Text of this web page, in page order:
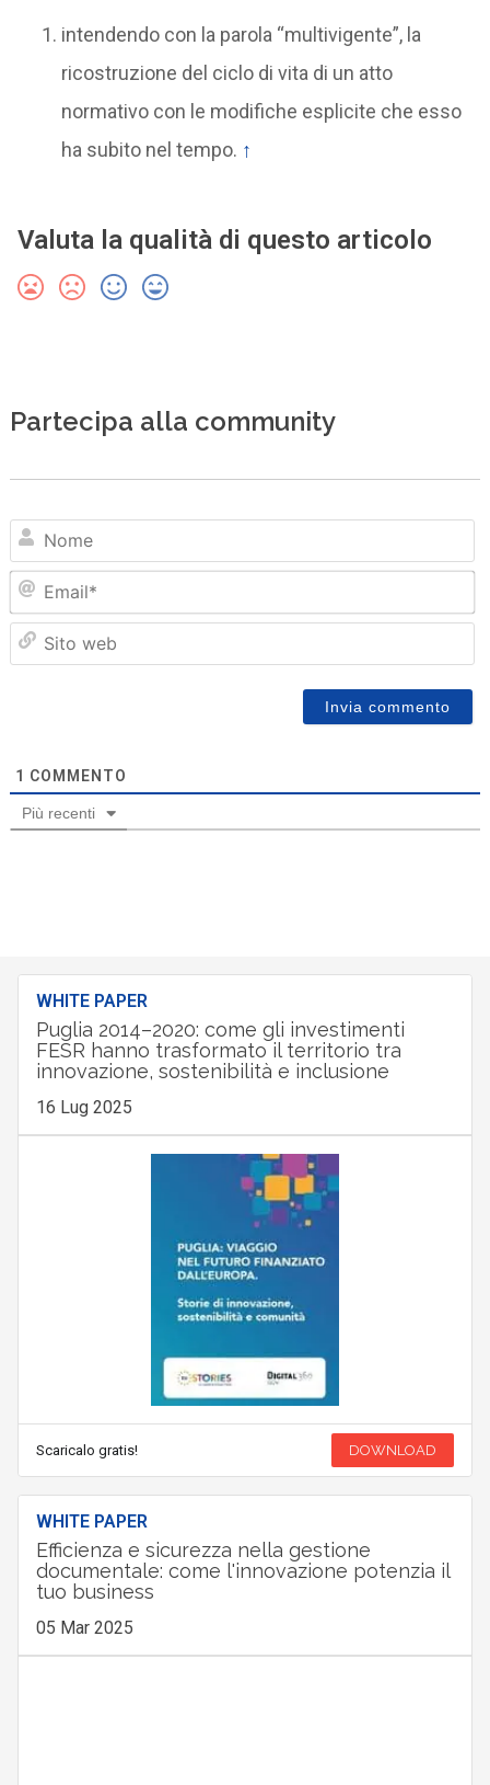
intendendo con la parola “multivigente”, la
ricostruzione del ciclo di vita di un atto
normativo con le modifiche esplicite che esso
ha subito nel tempo. ↑
Valuta la qualità di questo articolo
Partecipa alla community
1 COMMENTO
Più recenti
WHITE PAPER
Puglia 2014–2020: come gli investimenti
FESR hanno trasformato il territorio tra
innovazione, sostenibilità e inclusione
16 Lug 2025
Scaricalo gratis! DOWNLOAD
WHITE PAPER
Efficienza e sicurezza nella gestione
documentale: come l'innovazione potenzia il
tuo business
05 Mar 2025